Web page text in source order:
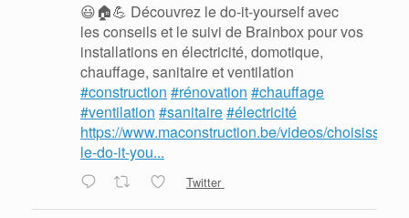
😃🏠💪 Découvrez le do-it-yourself avec
les conseils et le suivi de Brainbox pour vos
installations en électricité, domotique,
chauffage, sanitaire et ventilation
#construction #rénovation #chauffage
#ventilation #sanitaire#électricité
https://www.maconstruction.be/videos/choisissez-
le-do-it-you...
Twitter